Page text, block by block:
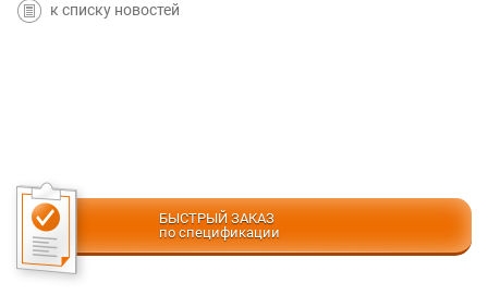
БЫСТРЫЙ ЗАКАЗ
по спецификации
к списку новостей